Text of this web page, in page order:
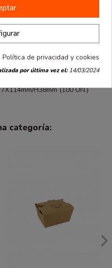
H38mm (100 UN.)
categoría:
Política de privacidad y cookies
por última vez el:14/03/2024